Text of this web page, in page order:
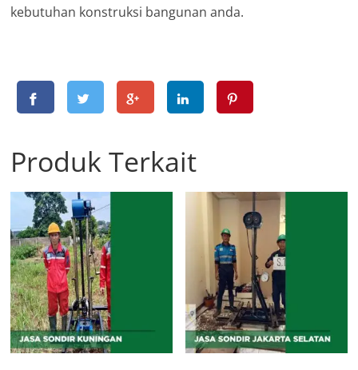
kebutuhan konstruksi bangunan anda.
Produk Terkait